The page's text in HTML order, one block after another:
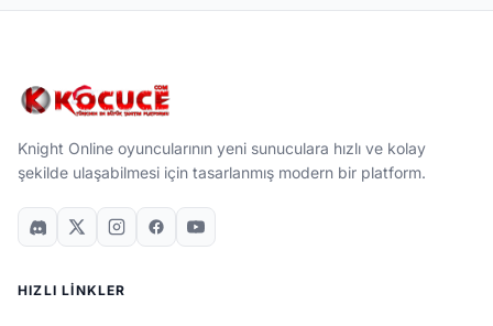
Knight Online oyuncularının yeni sunuculara hızlı ve kolay
şekilde ulaşabilmesi için tasarlanmış modern bir platform.
HIZLI LINKLER